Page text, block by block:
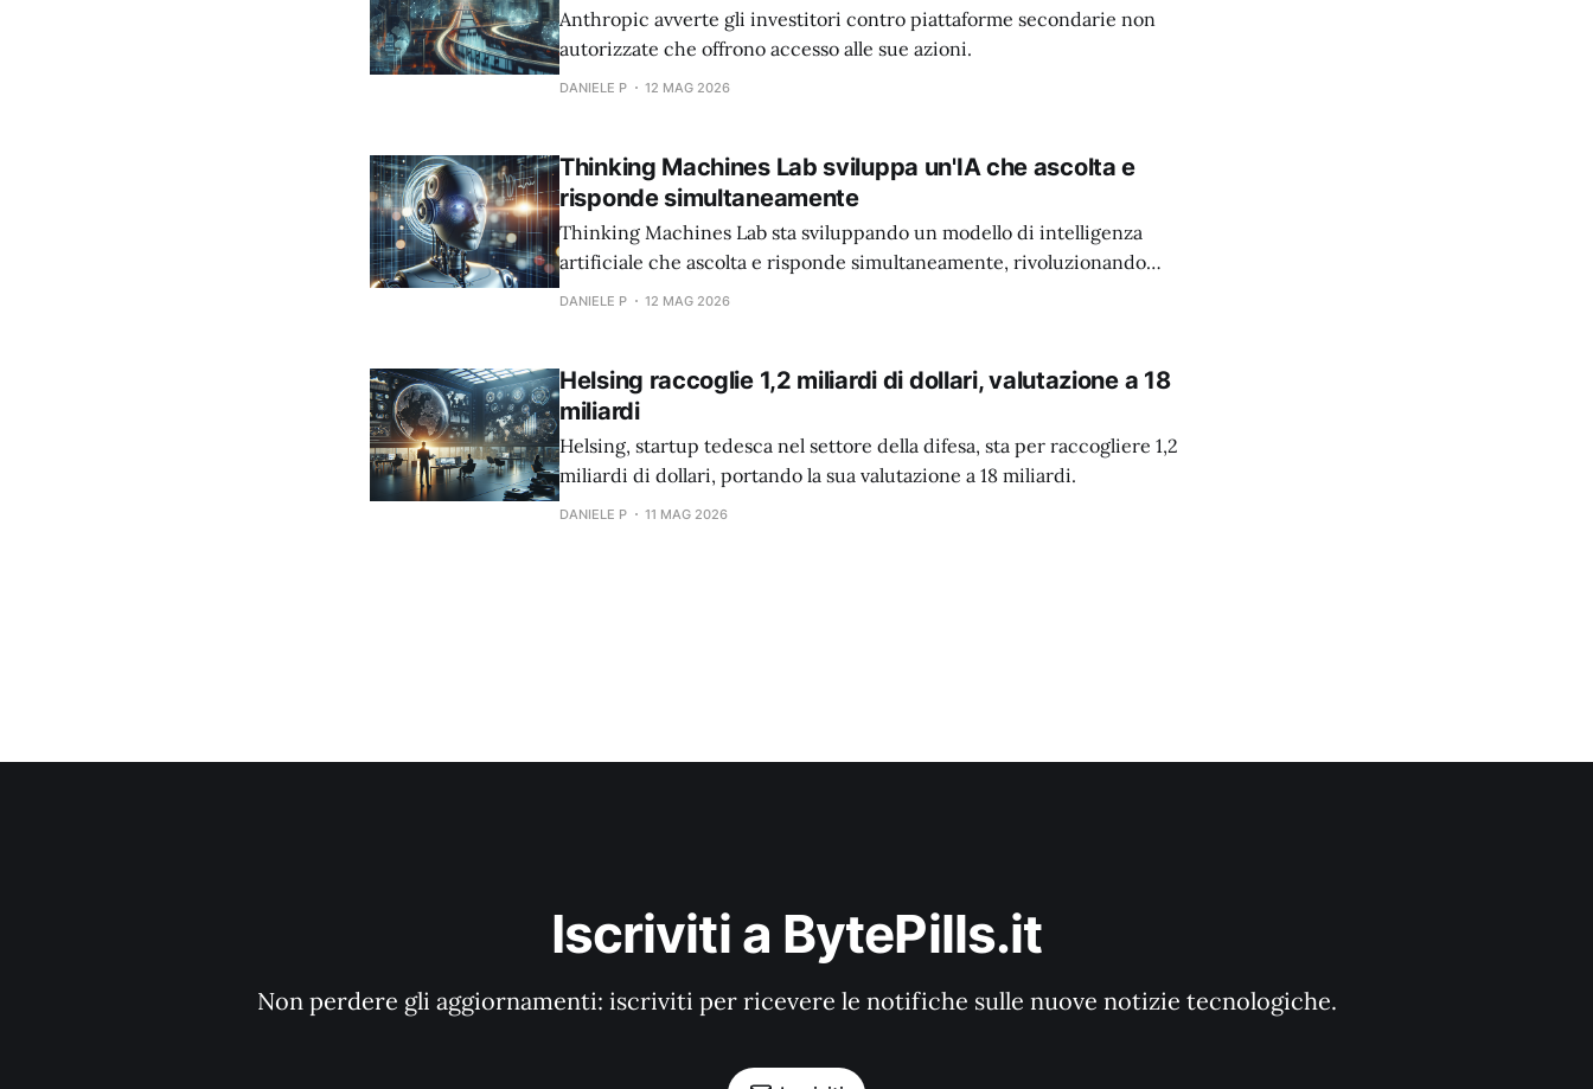
Anthropic avverte gli investitori contro piattaforme secondarie non
autorizzate che offrono accesso alle sue azioni.
DANIELE P 12 MAG 2026
Thinking Machines Lab sviluppa un'IA che ascolta e
risponde simultaneamente
Thinking Machines Lab sta sviluppando un modello di intelligenza
artificiale che ascolta e risponde simultaneamente, rivoluzionando
l'interazione uomo-macchina.
DANIELE P 12 MAG 2026
Helsing raccoglie 1,2 miliardi di dollari, valutazione a 18
miliardi
Helsing, startup tedesca nel settore della difesa, sta per raccogliere 1,2
miliardi di dollari, portando la sua valutazione a 18 miliardi.
DANIELE P 11 MAG 2026
Iscriviti a BytePills.it
Non perdere gli aggiornamenti: iscriviti per ricevere le notifiche sulle nuove notizie tecnologiche.